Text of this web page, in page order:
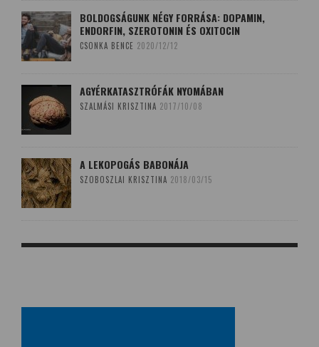
BOLDOGSÁGUNK NÉGY FORRÁSA: DOPAMIN,
ENDORFIN, SZEROTONIN ÉS OXITOCIN
CSONKA BENCE 2020/12/12
AGYÉRKATASZTRÓFÁK NYOMÁBAN
SZALMÁSI KRISZTINA 2017/10/08
A LEKOPOGÁS BABONÁJA
SZOBOSZLAI KRISZTINA 2018/03/15